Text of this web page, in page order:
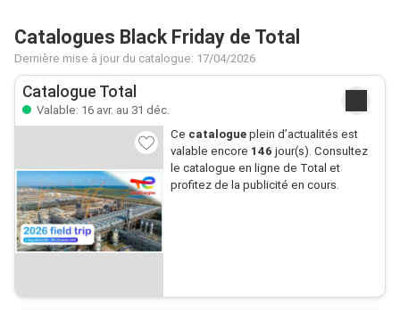
Catalogues Black Friday de Total
Dernière mise à jour du catalogue: 17/04/2026
Catalogue Total
Valable: 16 avr. au 31 déc.
Ce catalogueplein d’actualités est
valable encore 146 jour(s). Consultez
le catalogue en ligne de Total et
profitez de la publicité en cours.